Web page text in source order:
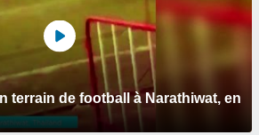
terrain de football à Narathiwat, en